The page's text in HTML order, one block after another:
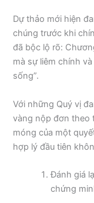
Dự thảo mới hiện
chúng trước khi
đã bộc lộ rõ:
mà sự liêm chính
sống”.
Với những Quý vị
vàng nộp đơn theo
móng của một
hợp lý đầu tiên
Đánh giá
chứng